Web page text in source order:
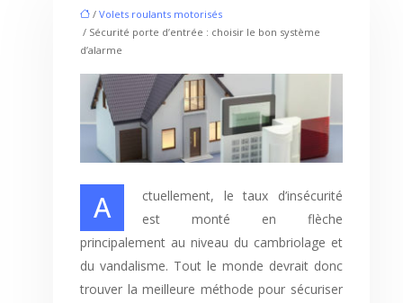
/Volets roulants motorisés
/ Sécurité porte d’entrée : choisir le bon système
d’alarme
Actuellement, le taux d’insécurité
est monté en flèche
principalement au niveau du cambriolage et
du vandalisme. Tout le monde devrait donc
trouver la meilleure méthode pour sécuriser